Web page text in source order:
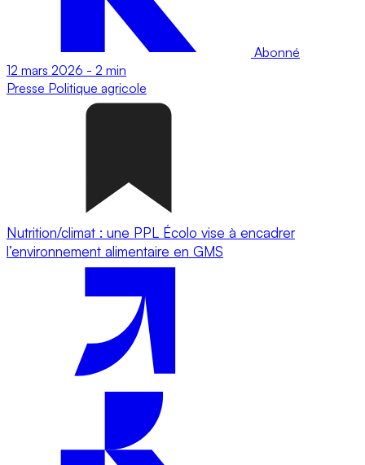
Abonné
12 mars 2026 - 2 min
Presse Politique agricole
Nutrition/climat : une PPL Écolo vise à encadrer
l’environnement alimentaire en GMS